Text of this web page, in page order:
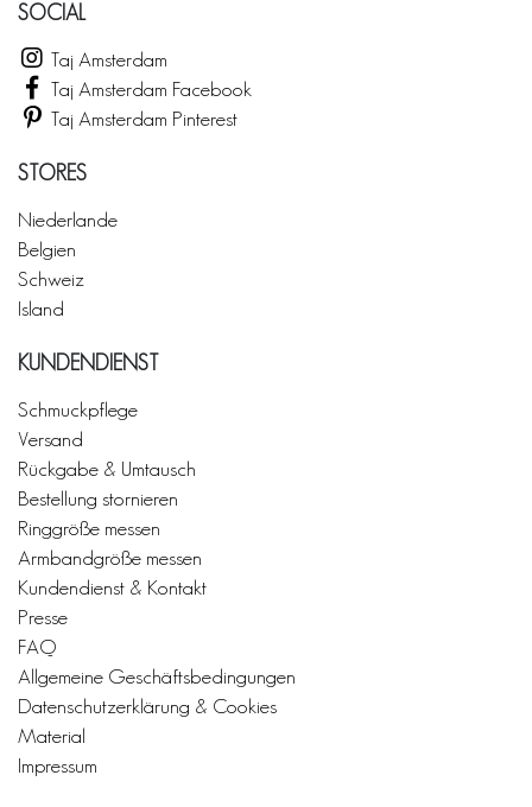
SOCIAL
Taj Amsterdam
Taj Amsterdam Facebook
Taj Amsterdam Pinterest
STORES
Niederlande
Belgien
Schweiz
Island
KUNDENDIENST
Schmuckpflege
Versand
Rückgabe & Umtausch
Bestellung stornieren
Ringgröße messen
Armbandgröße messen
Kundendienst & Kontakt
Presse
FAQ
Allgemeine Geschäftsbedingungen
Datenschutzerklärung & Cookies
Material
Impressum